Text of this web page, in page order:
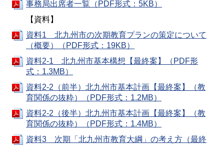
事務局出席者一覧（PDF形式：5KB）
【資料】
資料1 北九州市の次期教育プランの策定について
（概要）（PDF形式：19KB）
資料2-1 北九州市基本構想【最終案】（PDF形
式：1.3MB）
資料2-2（前半）北九州市基本計画【最終案】（教
育関係の抜粋）（PDF形式：1.2MB）
資料2-2（後半）北九州市基本計画【最終案】（教
育関係の抜粋）（PDF形式：1.4MB）
資料3 次期「北九州市教育大綱」の考え方（最終